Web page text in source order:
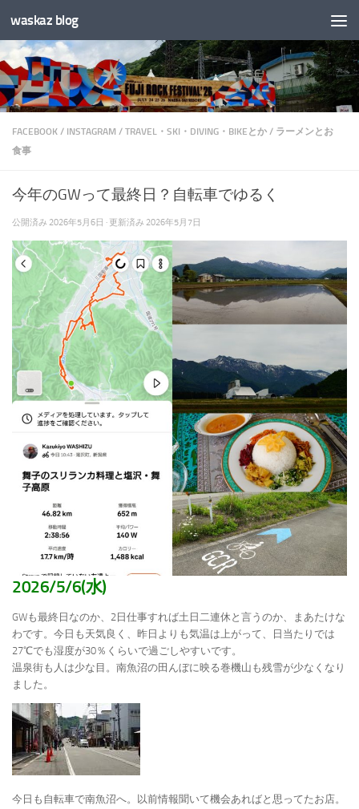
コンテンツへスキップ
waskaz blog
FACEBOOK / INSTAGRAM / TRAVEL・SKI・DIVING・BIKEとか / ラーメンとお
食事
今年のGWって最終日？自転車でゆるく
公開済み 2026年5月6日 · 更新済み 2026年5月7日
2026/5/6(水)
GWも最終日なのか、2日仕事すれば土日二連休と言うのか、まあたけな
わです。今日も天気良く、昨日よりも気温は上がって、日当たりでは
27℃でも湿度が30％くらいで過ごしやすいです。
温泉街も人は少な目。南魚沼の田んぼに映る巻機山も残雪が少なくなり
ました。
今日も自転車で南魚沼へ。以前情報聞いて機会あればと思ってたお店。